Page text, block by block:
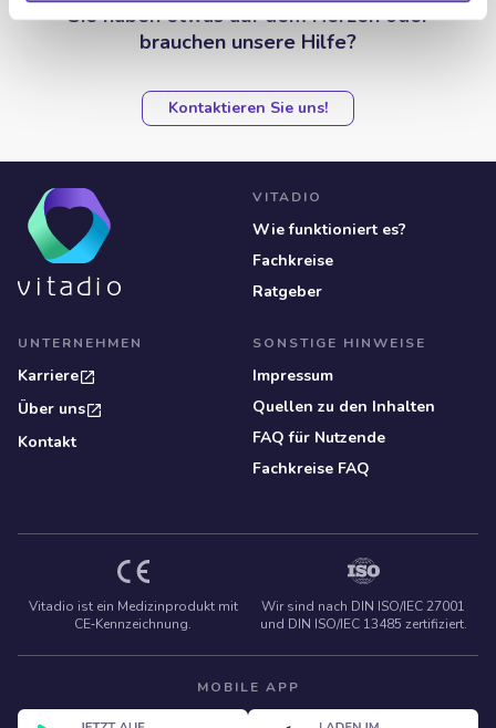
Sie haben etwas auf dem Herzen oder
brauchen unsere Hilfe?
Kontaktieren Sie uns!
VITADIO
Wie funktioniert es?
Fachkreise
Ratgeber
UNTERNEHMEN
Karriere
Über uns
Kontakt
SONSTIGE HINWEISE
Impressum
Quellen zu den Inhalten
FAQ für Nutzende
Fachkreise FAQ
Vitadio ist ein Medizinprodukt mit
CE‑Kennzeichnung.
Wir sind nach DIN ISO/IEC 27001
und DIN ISO/IEC 13485 zertifiziert.
MOBILE APP